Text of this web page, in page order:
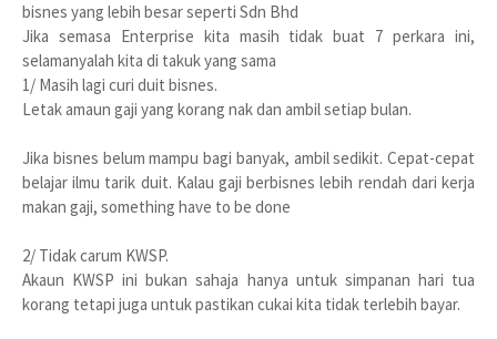
bisnes yang lebih besar seperti Sdn Bhd
Jika semasa Enterprise kita masih tidak buat 7 perkara ini,
selamanyalah kita di takuk yang sama
1/ Masih lagi curi duit bisnes.
Letak amaun gaji yang korang nak dan ambil setiap bulan.
Jika bisnes belum mampu bagi banyak, ambil sedikit. Cepat-cepat
belajar ilmu tarik duit. Kalau gaji berbisnes lebih rendah dari kerja
makan gaji, something have to be done
2/ Tidak carum KWSP.
Akaun KWSP ini bukan sahaja hanya untuk simpanan hari tua
korang tetapi juga untuk pastikan cukai kita tidak terlebih bayar.